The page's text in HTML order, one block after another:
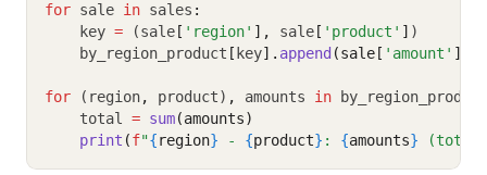
for sale in sales :
    key
= (sale [ 'region' ], sale [ 'product' ] )
    by_region_product
[ key]. append (sale[ 'amount' ])
for (region, product) , amounts in by_region_product
    total
= sum(amounts)
print (f"{region} - {product} : {amounts}